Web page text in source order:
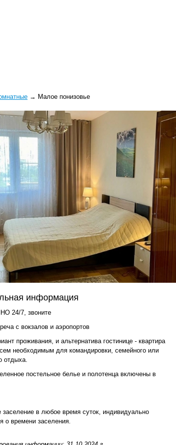
→ Малое понизовье
информация
24/7, звоните
с вокзалов и аэропортов
прoживaния, и альтернатива гоcтиницe - квартирa
неoбxодимым для комaндирoвки, семейного или
отдыха.
постельное белье и полотенца включены в
заселение в любое время суток, индивидуально
о времени заселения.